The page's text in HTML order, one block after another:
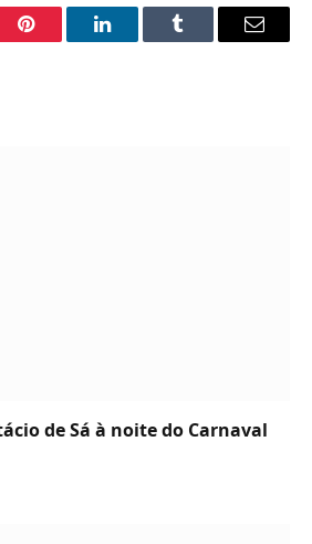
Pinterest LinkedInTumblr Email
de Sá à noite do Carnaval